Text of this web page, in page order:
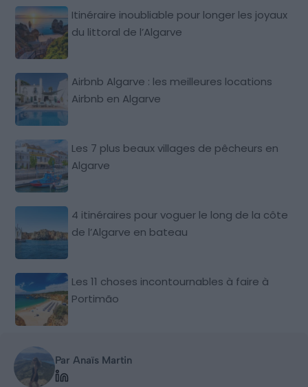
Itinéraire inoubliable pour longer les joyaux
du littoral de l’Algarve
Airbnb Algarve : les meilleures locations
Airbnb en Algarve
Les 7 plus beaux villages de pêcheurs en
Algarve
4 itinéraires pour voguer le long de la côte
de l’Algarve en bateau
Les 11 choses incontournables à faire à
Portimão
Par Anaïs Martin